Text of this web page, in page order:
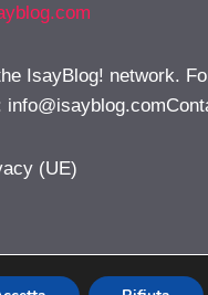
IsayBlog! network.
(UE)